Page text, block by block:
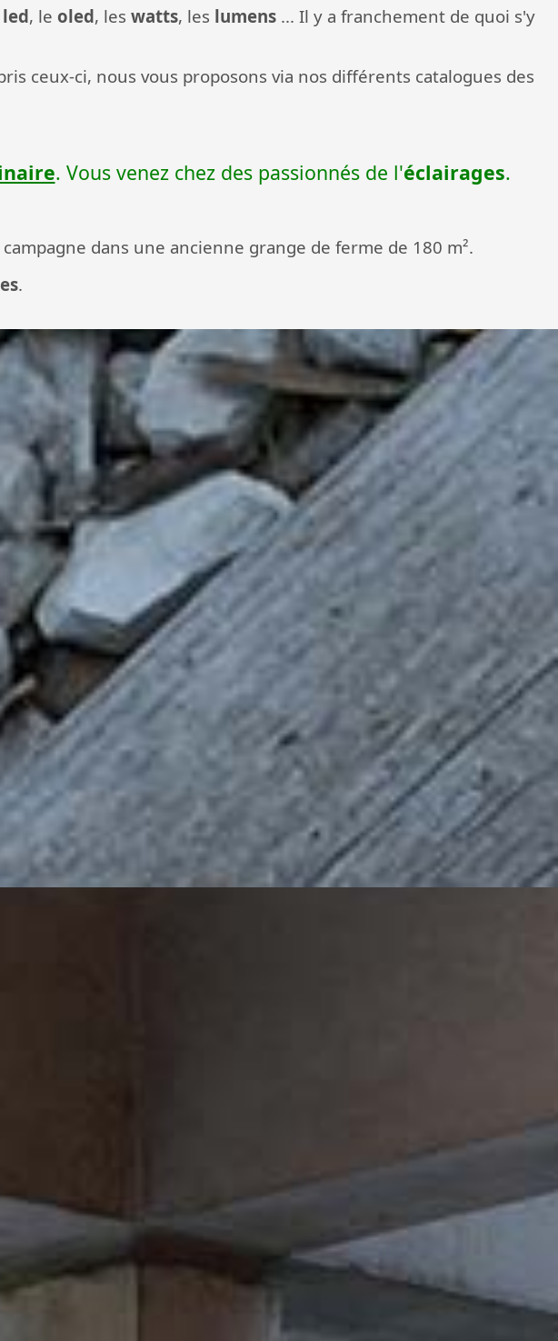
led, le oled, les watts, les lumens ... Il y a franchement de quoi s'y
ceux-ci, nous vous proposons via nos différents catalogues des
. Vous venez chez des passionnés de l'éclairages.
dans une ancienne grange de ferme de 180 m².
.